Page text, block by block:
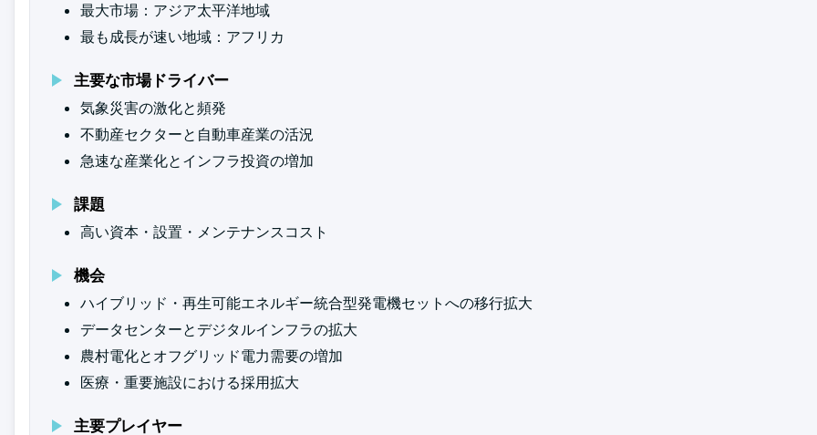
最大市場：アジア太平洋地域
最も成長が速い地域：アフリカ
主要な市場ドライバー
気象災害の激化と頻発
不動産セクターと自動車産業の活況
急速な産業化とインフラ投資の増加
課題
高い資本・設置・メンテナンスコスト
機会
ハイブリッド・再生可能エネルギー統合型発電機セットへの移行拡大
データセンターとデジタルインフラの拡大
農村電化とオフグリッド電力需要の増加
医療・重要施設における採用拡大
主要プレイヤー